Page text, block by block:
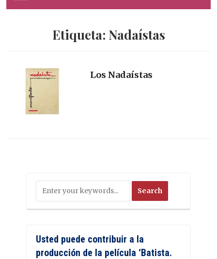
Etiqueta: Nadaístas
Los Nadaístas
Usted puede contribuir a la
producción de la película ‘Batista.